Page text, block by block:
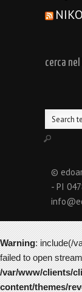
cerca
©
- PI
Warning: include(/
failed to open
/var/www/clients/
content/themes/